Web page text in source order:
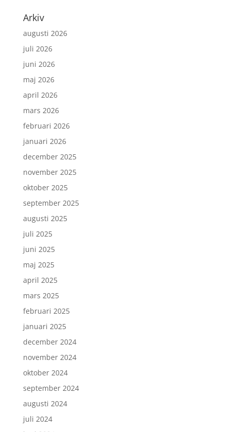
Arkiv
augusti 2026
juli 2026
juni 2026
maj 2026
april 2026
mars 2026
februari 2026
januari 2026
december 2025
november 2025
oktober 2025
september 2025
augusti 2025
juli 2025
juni 2025
maj 2025
april 2025
mars 2025
februari 2025
januari 2025
december 2024
november 2024
oktober 2024
september 2024
augusti 2024
juli 2024